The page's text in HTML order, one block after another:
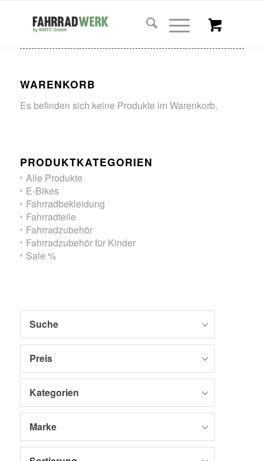
Suche
Preis
Kategorien
Marke
WARENKORB
Es befinden sich keine Produkte im Warenkorb.
PRODUKTKATEGORIEN
Alle Produkte
E-Bikes
Fahrradbekleidung
Fahrradteile
Fahrradzubehör
Fahrradzubehör für Kinder
Sale %